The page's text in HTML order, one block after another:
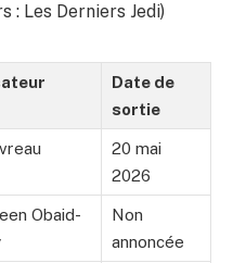
: Les Derniers Jedi)
Date de
sortie
20 mai
2026
Obaid-
Non
annoncée